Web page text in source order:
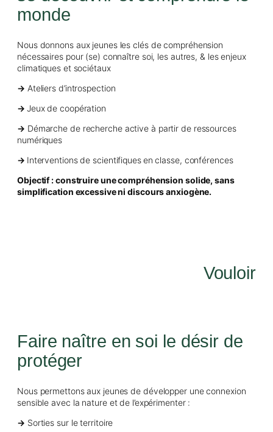
monde
Nous donnons aux jeunes les clés de compréhension
nécessaires pour (se) connaître soi, les autres, & les enjeux
climatiques et sociétaux
→ Ateliers d’introspection
→ Jeux de coopération
→ Démarche de recherche active à partir de ressources
numériques
→ Interventions de scientifiquesen classe, conférences
Objectif : construire une compréhension solide, sans
simplification excessive ni discours anxiogène.
Vouloir
Faire naître en soi le désir de
protéger
Nous permettons aux jeunes de développer une connexion
sensible avec la nature et de l’expérimenter :
→ Sorties sur le territoire